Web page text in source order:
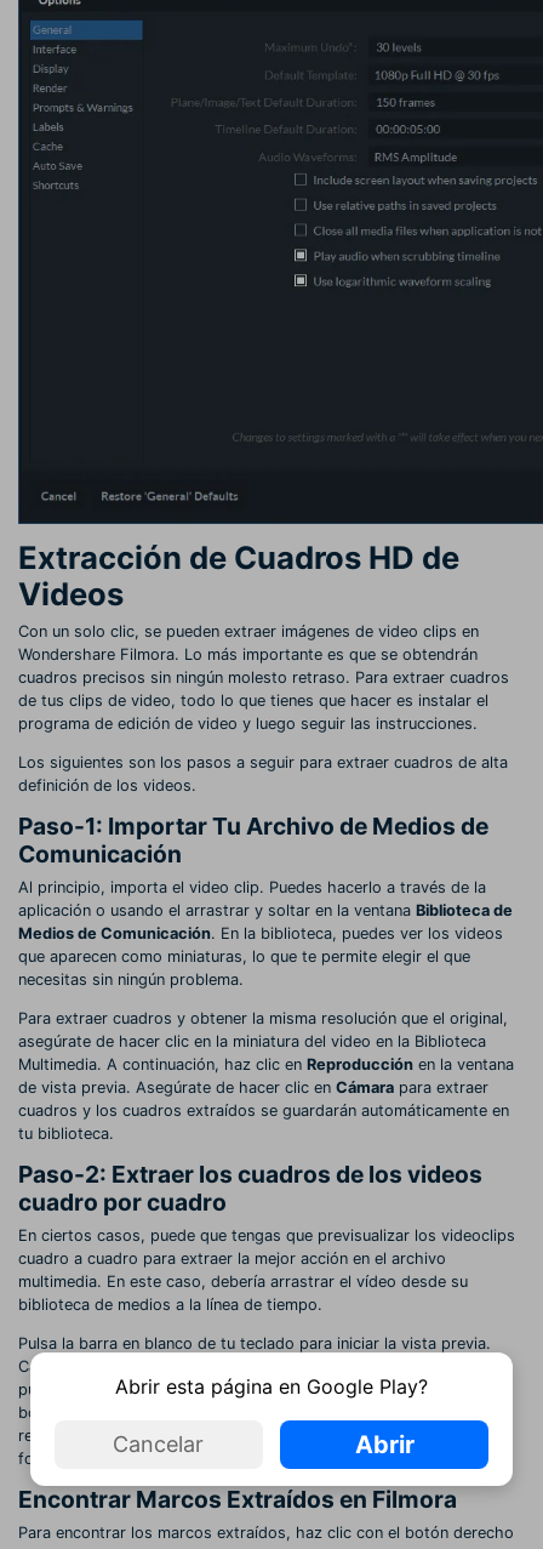
Extracción de Cuadros HD de
Videos
Con un solo clic, se pueden extraer imágenes de video clips en
Wondershare Filmora. Lo más importante es que se obtendrán
cuadros precisos sin ningún molesto retraso. Para extraer cuadros
de tus clips de video, todo lo que tienes que hacer es instalar el
programa de edición de video y luego seguir las instrucciones.
Los siguientes son los pasos a seguir para extraer cuadros de alta
definición de los videos.
Paso-1: Importar Tu Archivo de Medios de
Comunicación
Al principio, importa el video clip. Puedes hacerlo a través de la
aplicación o usando el arrastrar y soltar en la ventana Biblioteca de
Medios de Comunicación. En la biblioteca, puedes ver los videos
que aparecen como miniaturas, lo que te permite elegir el que
necesitas sin ningún problema.
Para extraer cuadros y obtener la misma resolución que el original,
asegúrate de hacer clic en la miniatura del video en la Biblioteca
Multimedia. A continuación, haz clic en Reproducción en la ventana
de vista previa. Asegúrate de hacer clic en Cámara para extraer
cuadros y los cuadros extraídos se guardarán automáticamente en
tu biblioteca.
Paso-2: Extraer los cuadros de los videos
cuadro por cuadro
En ciertos casos, puede que tengas que previsualizar los videoclips
cuadro a cuadro para extraer la mejor acción en el archivo
multimedia. En este caso, debería arrastrar el vídeo desde su
biblioteca de medios a la línea de tiempo.
Pulsa la barra en blanco de tu teclado para iniciar la vista previa.
Captura una instantánea cuando el video se reproduce con sólo
pulsar CTRL +ALT+S o el icono de la captura de pantalla. Utiliza los
botones de las flechas izquierda y derecha de tu teclado para
reproducir el video fotograma a fotograma. Puedes guardar los
fotogramas tanto en formato de imagen como de video.
Encontrar Marcos Extraídos en Filmora
Para encontrar los marcos extraídos, haz clic con el botón derecho
Abrir esta página en Google Play?
Cancelar Abrir